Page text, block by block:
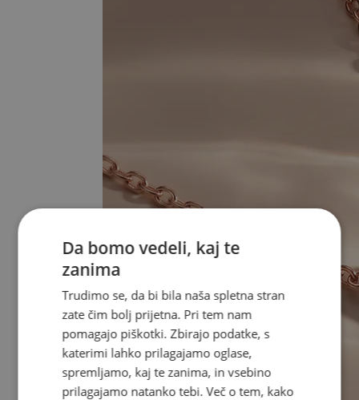
Da bomo vedeli, kaj te
zanima
Trudimo se, da bi bila naša spletna stran
zate čim bolj prijetna. Pri tem nam
pomagajo piškotki. Zbirajo podatke, s
katerimi lahko prilagajamo oglase,
spremljamo, kaj te zanima, in vsebino
prilagajamo natanko tebi. Več o tem, kako